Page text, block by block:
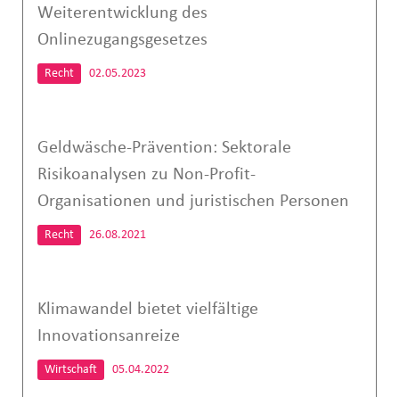
Weiterentwicklung des
Onlinezugangsgesetzes
Recht 02.05.2023
Geldwäsche-Prävention: Sektorale
Risikoanalysen zu Non-Profit-
Organisationen und juristischen Personen
Recht 26.08.2021
Klimawandel bietet vielfältige
Innovationsanreize
Wirtschaft 05.04.2022